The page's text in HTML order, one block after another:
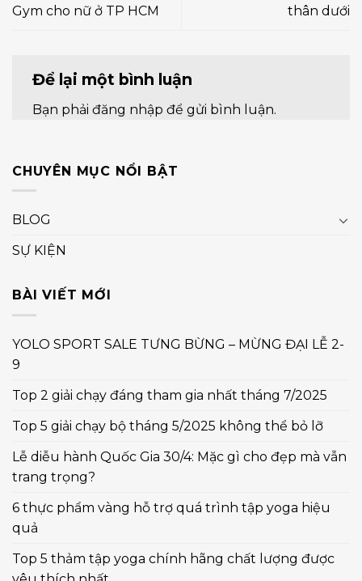
Gym cho nữ ở TP HCM
thân dưới
Để lại một bình luận
Bạn phải đăng nhập để gửi bình luận.
CHUYÊN MỤC NỔI BẬT
BLOG
SỰ KIỆN
BÀI VIẾT MỚI
YOLO SPORT SALE TƯNG BỪNG – MỪNG ĐẠI LỄ 2-
9
Top 2 giải chạy đáng tham gia nhất tháng 7/2025
Top 5 giải chạy bộ tháng 5/2025 không thể bỏ lỡ
Lễ diễu hành Quốc Gia 30/4: Mặc gì cho đẹp mà vẫn
trang trọng?
6 thực phẩm vàng hỗ trợ quá trình tập yoga hiệu
quả
Top 5 thảm tập yoga chính hãng chất lượng được